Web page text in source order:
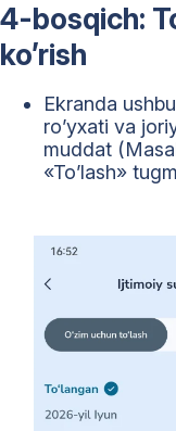
4-bosqich:
ko’rish
Ekranda
ro’yxati va
muddat
«To’lash»